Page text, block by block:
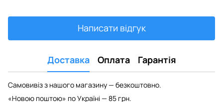
Написати відгук
Доставка Оплата Гарантія
Самовивіз з нашого магазину — безкоштовно.
«Новою поштою» по Україні — 85 грн.